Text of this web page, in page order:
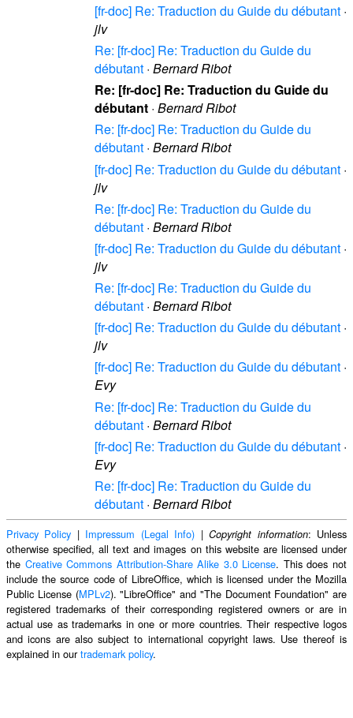
[fr-doc] Re: Traduction du Guide du débutant ·
jlv
Re: [fr-doc] Re: Traduction du Guide du
débutant · Bernard Ribot
Re: [fr-doc] Re: Traduction du Guide du
débutant · Bernard Ribot
Re: [fr-doc] Re: Traduction du Guide du
débutant · Bernard Ribot
[fr-doc] Re: Traduction du Guide du débutant ·
jlv
Re: [fr-doc] Re: Traduction du Guide du
débutant · Bernard Ribot
[fr-doc] Re: Traduction du Guide du débutant ·
jlv
Re: [fr-doc] Re: Traduction du Guide du
débutant · Bernard Ribot
[fr-doc] Re: Traduction du Guide du débutant ·
jlv
[fr-doc] Re: Traduction du Guide du débutant ·
Evy
Re: [fr-doc] Re: Traduction du Guide du
débutant · Bernard Ribot
[fr-doc] Re: Traduction du Guide du débutant ·
Evy
Re: [fr-doc] Re: Traduction du Guide du
débutant · Bernard Ribot
Privacy Policy | Impressum (Legal Info) |Copyright information: Unless
otherwise specified, all text and images on this website are licensed under
the Creative Commons Attribution-Share Alike 3.0 License. This does not
include the source code of LibreOffice, which is licensed under the Mozilla
Public License (MPLv2). "LibreOffice" and "The Document Foundation" are
registered trademarks of their corresponding registered owners or are in
actual use as trademarks in one or more countries. Their respective logos
and icons are also subject to international copyright laws. Use thereof is
explained in ourtrademark policy.